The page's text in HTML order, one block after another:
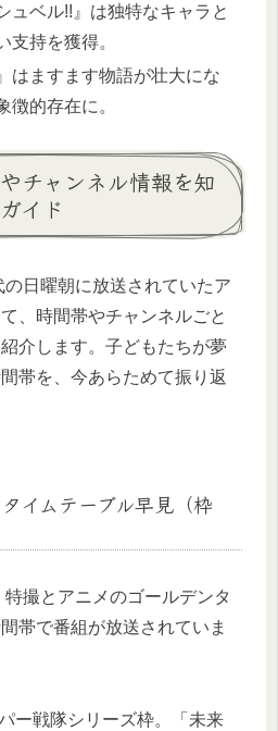
ュベル!!』は独特なキャラと
支持を獲得。
はますます物語が壮大にな
徴的存在に。
チャンネル情報を知
イド
日曜朝に放送されていたア
、時間帯やチャンネルごと
介します。子どもたちが夢
帯を、今あらためて振り返
イムテーブル早見（枠
撮とアニメのゴールデンタ
帯で番組が放送されていま
ー戦隊シリーズ枠。「未来